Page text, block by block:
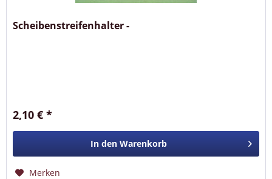
Scheibenstreifenhalter -
2,10 € *
In den Warenkorb
Merken